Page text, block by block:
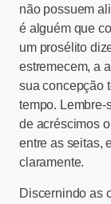
não possuem
é alguém que
um prosélito
estremecem, a
sua concepção
tempo. Lembre-
de acréscimos
entre as seitas,
claramente.
Discernindo as